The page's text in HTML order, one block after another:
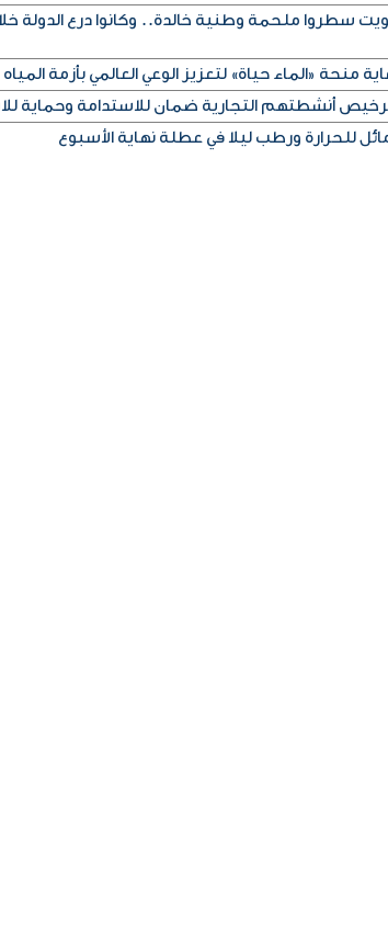
سطروا ملحمة وطنية خالدة.. وكانوا درع الدولة
منحة «الماء حياة» لتعزيز الوعي العالمي بأزمة المياه
أنشطتهم التجارية ضمان للاستدامة وحماية
للحرارة ورطب ليلا في عطلة نهاية الأسبوع